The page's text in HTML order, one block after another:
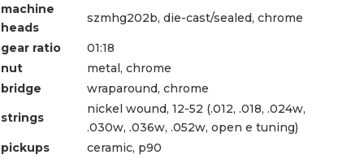
machine
heads
szmhg202b, die-cast/sealed, chrome
gear ratio
01:18
nut
metal, chrome
bridge
wraparound, chrome
strings
nickel wound, 12-52 (.012, .018, .024w,
.030w, .036w, .052w, open e tuning)
pickups
ceramic, p90